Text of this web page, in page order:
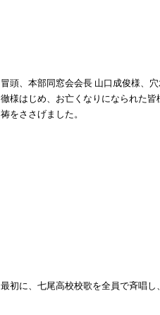
冒頭、本部同窓会会長 山口成俊様、
徹様はじめ、お亡くなりになられた
祷をささげました。
最初に、七尾高校校歌を全員で斉唱し